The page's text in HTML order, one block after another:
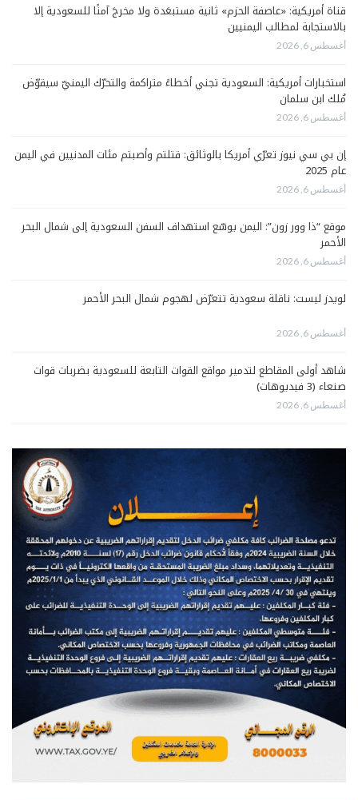
قناة أمريكية: «عاصفة الحزم» ثانية مستبعَدة ولا مخرجَ آمنًا للسعودية إلا
بالاستجابة لمطالب اليمنيين
أغسطس 6, 2026
استخبارات أمريكية: السعودية تجني أخطاءً متراكمة والتحرّك اليمنيّ سيقوّض
مُلك ابن سلمان
أغسطس 6, 2026
إن بي سي نيوز تعرّي أمريكا بالوثائق: قتلتم وأصبتم مئات المدنيين في اليمن
عام 2025
أغسطس 6, 2026
موقع “ذا وور زون”: اليمن يوسّع استهداف السفن السعودية إلى شمال البحر
الأحمر
أغسطس 6, 2026
لويدز ليست: ناقلة سعودية تتعرّض لهجوم شمال البحر الأحمر
أغسطس 6, 2026
شاهد أولى المقاطع لتدمير مواقع القوات التابعة للسعودية بضربات قوات
صنعاء (3 فيديوهات)
أغسطس 6, 2026